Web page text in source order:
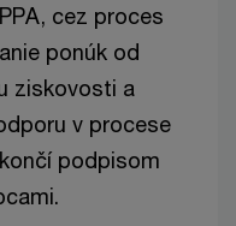
cez proces
ponúk od
ziskovosti a
v procese
podpisom